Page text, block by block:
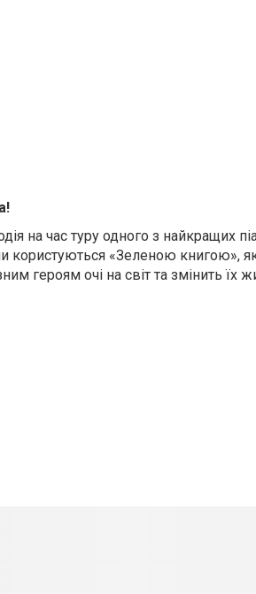
на час туру одного з найкращих
користуються «Зеленою книгою»,
героям очі на світ та змінить їх